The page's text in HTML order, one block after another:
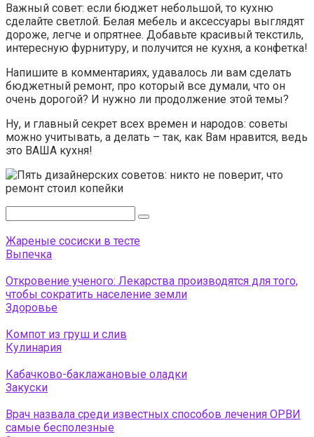
Важный совет: если бюджет небольшой, то кухню
сделайте светлой. Белая мебель и аксессуары выглядят
дороже, легче и опрятнее. Добавьте красивый текстиль,
интересную фурнитуру, и получится не кухня, а конфетка!
Напишите в комментариях, удавалось ли вам сделать
бюджетный ремонт, про который все думали, что он
очень дорогой? И нужно ли продолжение этой темы?
Ну, и главный секрет всех времен и народов: советы
можно учитывать, а делать – так, как Вам нравится, ведь
это ВАША кухня!
Жареные сосиски в тесте
Выпечка
Откровение ученого: Лекарства производятся для того,
чтобы сократить население земли
Здоровье
Компот из груш и слив
Кулинария
Кабачково-баклажановые оладки
Закуски
Врач назвала среди известных способов лечения ОРВИ
самые бесполезные